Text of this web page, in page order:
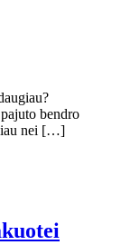
bendro
nei […]